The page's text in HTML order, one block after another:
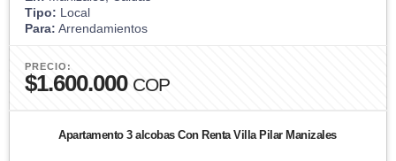
Tipo: Local
Para: Arrendamientos
PRECIO:
$1.600.000 COP
Apartamento 3 alcobas Con Renta Villa Pilar Manizales